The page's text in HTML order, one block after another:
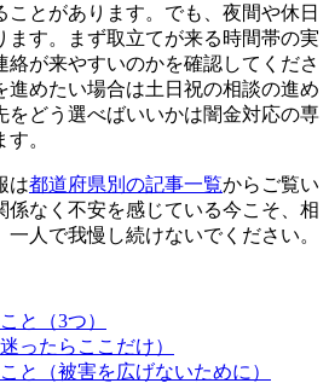
ことがあります。でも、夜間や休日
ます。まず取立てが来る時間帯の実
絡が来やすいのかを確認してくださ
進めたい場合は土日祝の相談の進め
をどう選べばいいかは闇金対応の専
。
は都道府県別の記事一覧からご覧い
係なく不安を感じている今こそ、相
人で我慢し続けないでください。
と（3つ）
ったらここだけ）
と（被害を広げないために）